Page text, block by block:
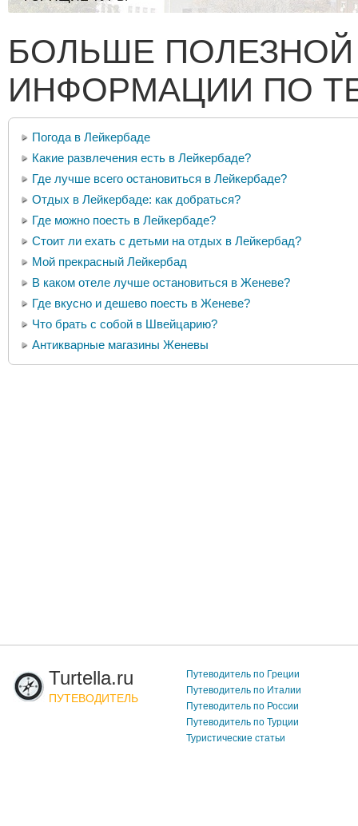
БОЛЬШЕ ПОЛЕЗНОЙ
ИНФОРМАЦИИ ПО
Погода в Лейкербаде
Какие развлечения есть в Лейкербаде?
Где лучше всего остановиться в Лейкербаде?
Отдых в Лейкербаде: как добраться?
Где можно поесть в Лейкербаде?
Стоит ли ехать с детьми на отдых в Лейкербад?
Мой прекрасный Лейкербад
В каком отеле лучше остановиться в Женеве?
Где вкусно и дешево поесть в Женеве?
Что брать с собой в Швейцарию?
Антикварные магазины Женевы
Turtella.ru
ПУТЕВОДИТЕЛЬ
Путеводитель по Греции
Путеводитель по Италии
Путеводитель по России
Путеводитель по Турции
Туристические статьи